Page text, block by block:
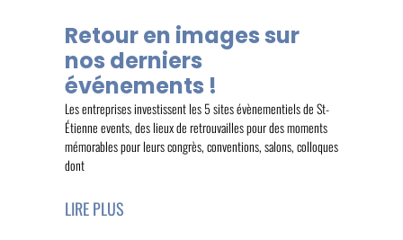
Retour en images sur
nos derniers
événements !
Les entreprises investissent les 5 sites évènementiels de St-
Étienne events, des lieux de retrouvailles pour des moments
mémorables pour leurs congrès, conventions, salons, colloques
dont
LIRE PLUS